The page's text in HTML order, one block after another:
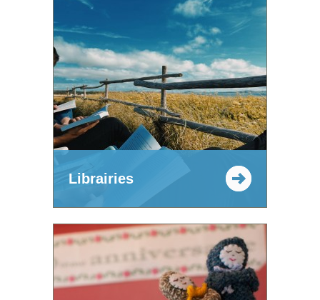
Librairies